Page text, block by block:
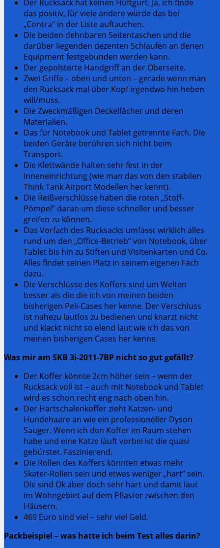
Der Rucksack hat keinen Hüftgurt. Ja, ich finde
das positiv, für viele andere würde das bei
„Contra“ in der Liste auftauchen.
Die beiden dehnbaren Seitentaschen und die
darüber liegenden dezenten Schlaufen an denen
Equipment festgebunden werden kann.
Der gepolsterte Handgriff an der Oberseite.
Zwei Griffe – oben und unten – gerade wenn man
den Rucksack mal über Kopf irgendwo hin heben
will/muss.
Die Zweckmäßigen Deckelfächer und deren
Materialien.
Das für Notebook und Tablet getrennte Fach. Die
beiden Geräte berühren sich nicht beim
Transport.
Die Klettwände halten sehr fest in der
Inneneinrichtung (wie man das von den stabilen
Think Tank Airport Modellen her kennt).
Die Reißverschlüsse haben die roten „Stoff-
Pömpel“ daran um diese schneller und besser
greifen zu können.
Das Vorfach des Rucksacks umfasst wirklich alles
rund um den „Office-Betrieb“ von Notebook, über
Tablet bis hin zu Stiften und Visitenkarten und Co.
Alles findet seinen Platz in seinem eigenen Fach
dazu.
Die Verschlüsse des Koffers sind um Welten
besser als die die ich von meinen beiden
bisherigen Peli-Cases her kenne. Der Verschluss
ist nahezu lautlos zu bedienen und knarzt nicht
und klackt nicht so elend laut wie ich das von
meinen bisherigen Cases her kenne.
Was mir am SKB 3i-2011-7BP nicht so gut gefällt?
Der Koffer könnte 2cm höher sein – wenn der
Rucksack voll ist – auch mit Notebook und Tablet
wird es schon recht eng nach oben hin.
Der Hartschalenkoffer zieht Katzen- und
Hundehaare an wie ein professioneller Dyson
Sauger. Wenn ich den Koffer im Raum stehen
habe und eine Katze läuft vorbei ist die quasi
gebürstet. Faszinierend.
Die Rollen des Koffers könnten etwas mehr
Skater-Rollen sein und etwas weniger „hart“ sein.
Die sind Ok aber doch sehr hart und damit laut
im Wohngebiet auf dem Pflaster zwischen den
Häusern.
469 Euro sind viel – sehr viel Geld.
Packbeispiel – was hatte ich beim Test alles darin?